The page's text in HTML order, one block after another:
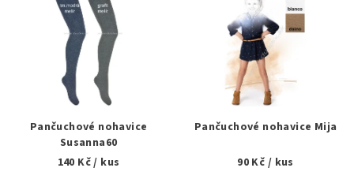
Pančuchové nohavice
Susanna60
140 Kč/ kus
Pančuchové nohavice Mija
90 Kč / kus